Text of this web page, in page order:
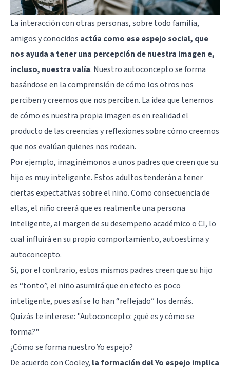
La interacción con otras personas, sobre todo familia,
amigos y conocidos actúa como ese espejo social, que
nos ayuda a tener una percepción de nuestra imagen e,
incluso, nuestra valía. Nuestro autoconcepto se forma
basándose en la comprensión de cómo los otros nos
perciben y creemos que nos perciben. La idea que tenemos
de cómo es nuestra propia imagen es en realidad el
producto de las creencias y reflexiones sobre cómo creemos
que nos evalúan quienes nos rodean.
Por ejemplo, imaginémonos a unos padres que creen que su
hijo es muy inteligente. Estos adultos tenderán a tener
ciertas expectativas sobre el niño. Como consecuencia de
ellas, el niño creerá que es realmente una persona
inteligente, al margen de su desempeño académico o CI, lo
cual influirá en su propio comportamiento, autoestima y
autoconcepto.
Si, por el contrario, estos mismos padres creen que su hijo
es “tonto”, el niño asumirá que en efecto es poco
inteligente, pues así se lo han “reflejado” los demás.
Quizás te interese: "Autoconcepto: ¿qué es y cómo se
forma?"
¿Cómo se forma nuestro Yo espejo?
De acuerdo con Cooley, la formación del Yo espejo implica